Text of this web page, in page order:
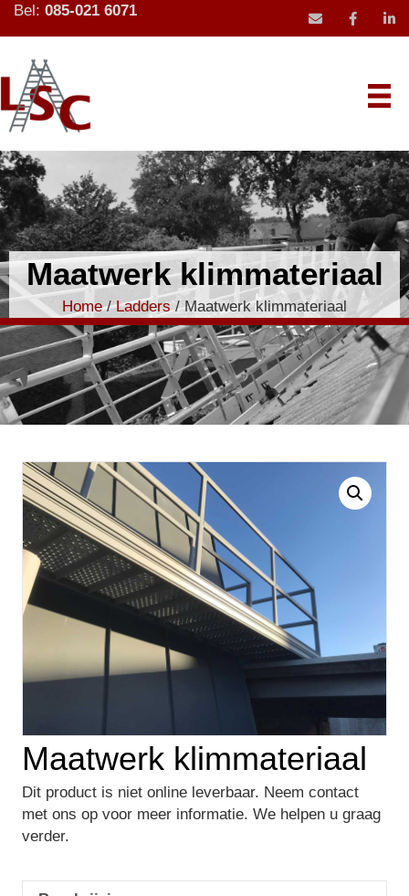
Bel: 085-021 6071
mail icoon
Maatwerk klimmateriaal
Home/Ladders / Maatwerk klimmateriaal
Maatwerk klimmateriaal
Dit product is niet online leverbaar. Neem contact
met ons op voor meer informatie. We helpen u graag
verder.